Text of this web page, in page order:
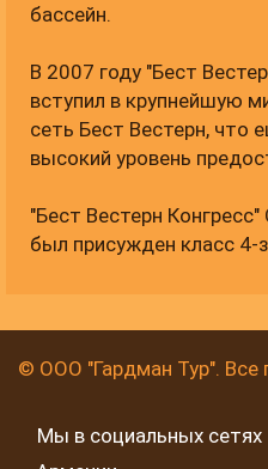
бассейн.
В 2007 году "Бест
вступил в крупнейшую
сеть Бест Вестерн, что
высокий уровень
"Бест Вестерн
был присужден класс 4-
© ООО "Гардман Тур". Все
Мы в социальных сетях